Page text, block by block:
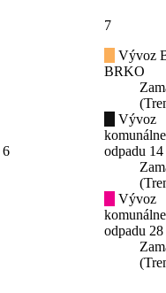
6
7
Vývoz
BRKO
Vývoz
odpadu
Vývoz
odpadu